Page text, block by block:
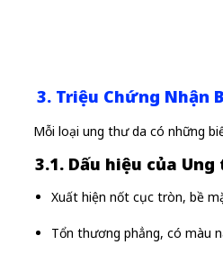
3. Triệu Chứng Nhận
Mỗi loại ung thư da có những
3.1. Dấu hiệu của
Xuất hiện nốt cục tròn, bề
Tổn thương phẳng, có màu